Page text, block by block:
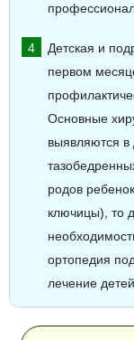
Детская и
первом
Основные
выявляются в
родов
ключицы), то
ортопедия
лечение